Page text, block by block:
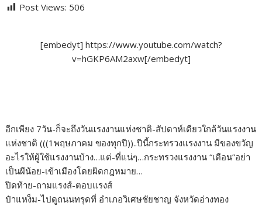
e itt
er
e
r dI Li
n
Post Views: 506
[embedyt] https://www.youtube.com/watch?
v=hGKP6AM2axw[/embedyt]
อีกเพียง 7วัน-ก็จะถึงวันแรงงานแห่งชาติ-สัปดาห์เดียวใกล้วันแรงงาน
แห่งชาติ (((1พฤษภาคม ของทุกปี))..ปีนี้กระทรวงแรงงาน มีของขวัญ
อะไรให้ผู้ใช้แรงงานบ้าง…แต่-ที่แน่ๆ…กระทรวงแรงงาน “เตือน”อย่า
เป็นผีน้อย-เข้าเมืองโดยผิดกฎหมาย…
ปิดท้าย-ถามแรงส์-ตอบแรงส์
ป๋าแหง็ม-ไปดูถนนทรุดที่ อำเภอวิเศษชัยชาญ จังหวัดอ่างทอง